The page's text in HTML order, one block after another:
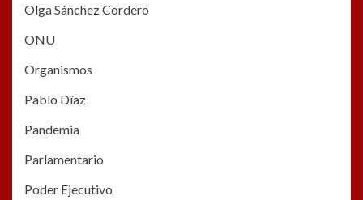
Olga Sánchez Cordero
ONU
Organismos
Pablo Dïaz
Pandemia
Parlamentario
Poder Ejecutivo